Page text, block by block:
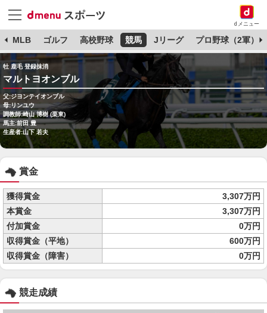
dメニュー
MLB ゴルフ 高校野球 競馬 Jリーグ プロ野球（2軍）
牡 鹿毛 登録抹消
マルトヨオンブル
父:ジヨンテイオンブル
母:リンユウ
調教師:崎山 博樹 (栗東)
馬主:前田 豊
生産者:山下 若夫
賞金
獲得賞金
3,307万円
本賞金
3,307万円
付加賞金
0万円
収得賞金（平地）
600万円
収得賞金（障害）
0万円
競走成績